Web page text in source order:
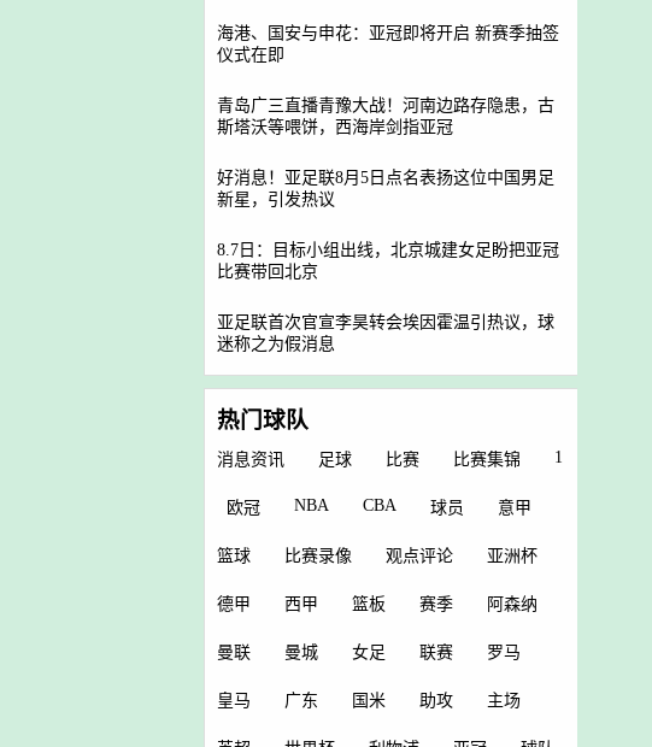
海港、国安与申花：亚冠即将开启 新赛季抽签
仪式在即
青岛广三直播青豫大战！河南边路存隐患，古
斯塔沃等喂饼，西海岸剑指亚冠
好消息！亚足联8月5日点名表扬这位中国男足
新星，引发热议
8.7日：目标小组出线，北京城建女足盼把亚冠
比赛带回北京
亚足联首次官宣李昊转会埃因霍温引热议，球
迷称之为假消息
热门球队
消息资讯 足球 比赛 比赛集锦 1
欧冠 NBA CBA 球员 意甲
篮球 比赛录像 观点评论 亚洲杯
德甲 西甲 篮板 赛季 阿森纳
曼联 曼城 女足 联赛 罗马
皇马 广东 国米 助攻 主场